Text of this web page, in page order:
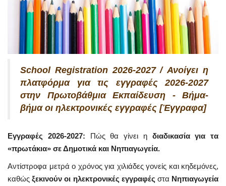
School Registration 2026-2027 / Ανοίγει η
πλατφόρμα για τις εγγραφές 2026-2027
στην Πρωτοβάθμια Εκπαίδευση - Βήμα-
βήμα οι ηλεκτρονικές εγγραφές [Έγγραφα]
Εγγραφές 2026-2027: Πώς θα γίνει η διαδικασία για τα
«πρωτάκια» σε Δημοτικά και Νηπιαγωγεία.
Αντίστροφα μετρά ο χρόνος για χιλιάδες γονείς και κηδεμόνες,
καθώςξεκινούν οι ηλεκτρονικές εγγραφές στα Νηπιαγωγεία